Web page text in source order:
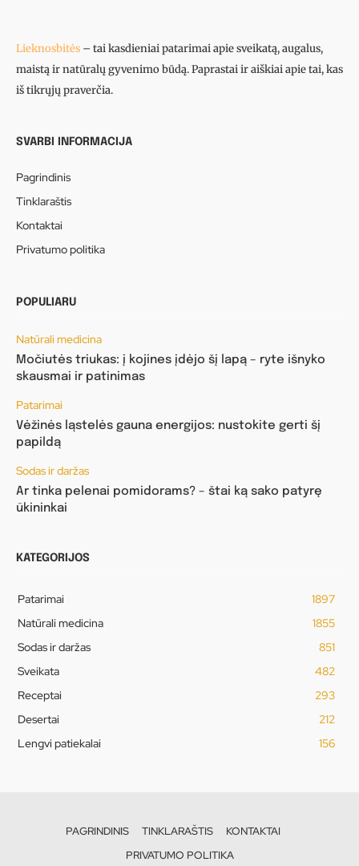
Lieknosbitės – tai kasdieniai patarimai apie sveikatą, augalus,
maistą ir natūralų gyvenimo būdą. Paprastai ir aiškiai apie tai, kas
iš tikrųjų praverčia.
SVARBI INFORMACIJA
Pagrindinis
Tinklaraštis
Kontaktai
Privatumo politika
POPULIARU
Natūrali medicina
Močiutės triukas: į kojines įdėjo šį lapą – ryte išnyko
skausmai ir patinimas
Patarimai
Vėžinės ląstelės gauna energijos: nustokite gerti šį
papildą
Sodas ir daržas
Ar tinka pelenai pomidorams? – štai ką sako patyrę
ūkininkai
KATEGORIJOS
Patarimai
1897
Natūrali medicina
1855
Sodas ir daržas
851
Sveikata
482
Receptai
293
Desertai
212
Lengvi patiekalai
156
PAGRINDINIS TINKLARAŠTIS
KONTAKTAI
PRIVATUMO POLITIKA